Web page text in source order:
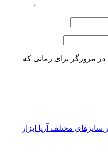
در مرورگر برای زمانی که